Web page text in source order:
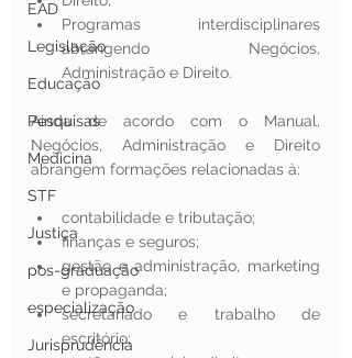
EAD
Legislação
Educação
Pesquisas
Medicina
STF
Justiça
pos-graduação
especialização
Jurisprudência
Programas interdisciplinares
abrangendo Negócios,
Administração e Direito.
Ainda de acordo com o Manual,
Negócios, Administração e Direito
abrangem formações relacionadas à:
contabilidade e tributação;
finanças e seguros;
gestão e administração, marketing
e propaganda;
secretariado e trabalho de
escritório;